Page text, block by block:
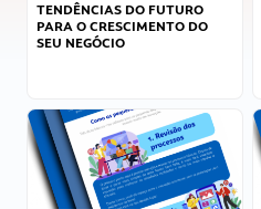
TENDÊNCIAS DO FUTURO
PARA O CRESCIMENTO DO
SEU NEGÓCIO